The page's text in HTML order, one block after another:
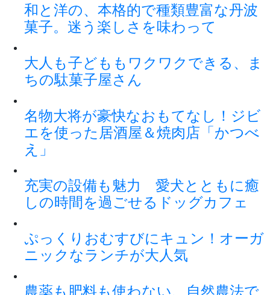
和と洋の、本格的で種類豊富な丹波
菓子。迷う楽しさを味わって
大人も子どももワクワクできる、ま
ちの駄菓子屋さん
名物大将が豪快なおもてなし！ジビ
エを使った居酒屋＆焼肉店「かつべ
え」
充実の設備も魅力 愛犬とともに癒
しの時間を過ごせるドッグカフェ
ぷっくりおむすびにキュン！オーガ
ニックなランチが大人気
農薬も肥料も使わない、自然農法で